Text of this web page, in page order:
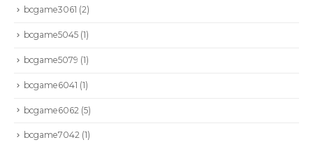
bcgame3061 (2)
bcgame5045 (1)
bcgame5079 (1)
bcgame6041 (1)
bcgame6062 (5)
bcgame7042 (1)